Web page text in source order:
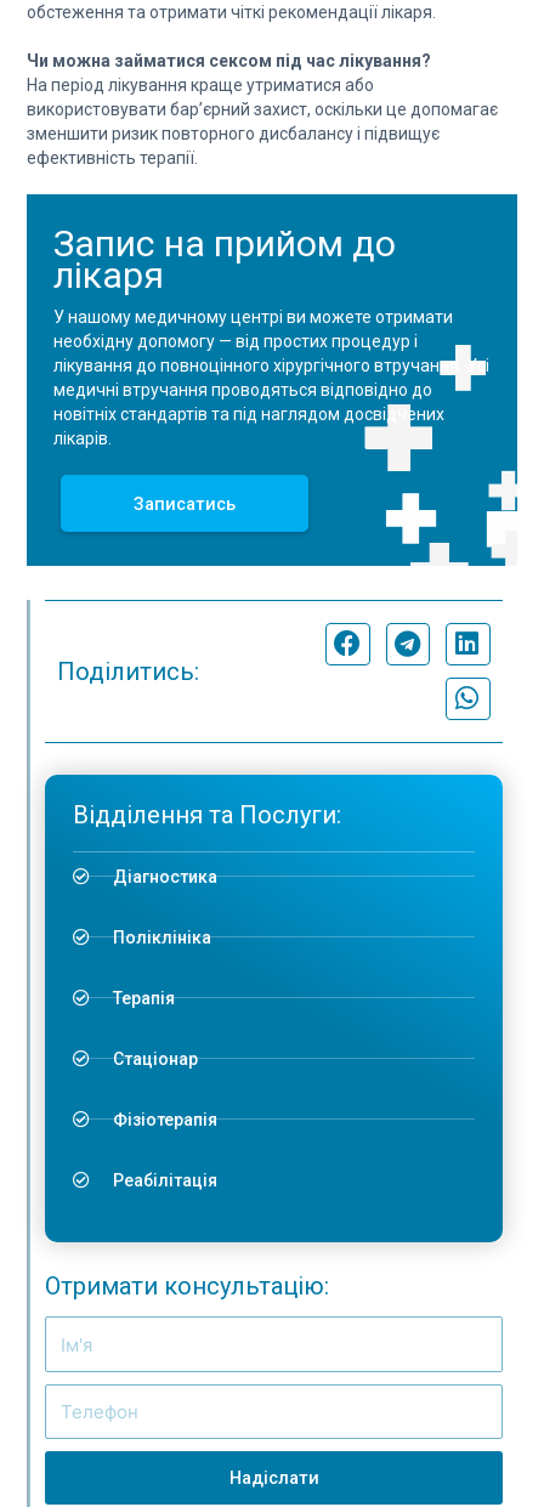
обстеження та отримати чіткі рекомендації лікаря.
Чи можна займатися сексом під час лікування?
На період лікування краще утриматися або
використовувати бар’єрний захист, оскільки це допомагає
зменшити ризик повторного дисбалансу і підвищує
ефективність терапії.
Запис на прийом до
лікаря
У нашому медичному центрі ви можете отримати
необхідну допомогу — від простих процедур і
лікування до повноцінного хірургічного втручання. Усі
медичні втручання проводяться відповідно до
новітніх стандартів та під наглядом досвідчених
лікарів.
Записатись
Поділитись:
Відділення та Послуги:
Діагностика
Поліклініка
Терапія
Стаціонар
Фізіотерапія
Реабілітація
Отримати консультацію:
Надіслати